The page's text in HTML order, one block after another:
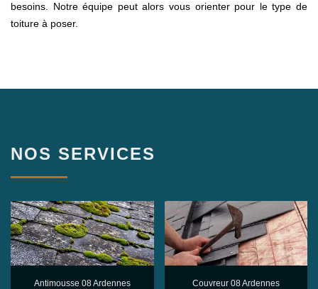
besoins. Notre équipe peut alors vous orienter pour le type de
toiture à poser.
NOS SERVICES
Antimousse 08 Ardennes Couvreur 08 Ardennes